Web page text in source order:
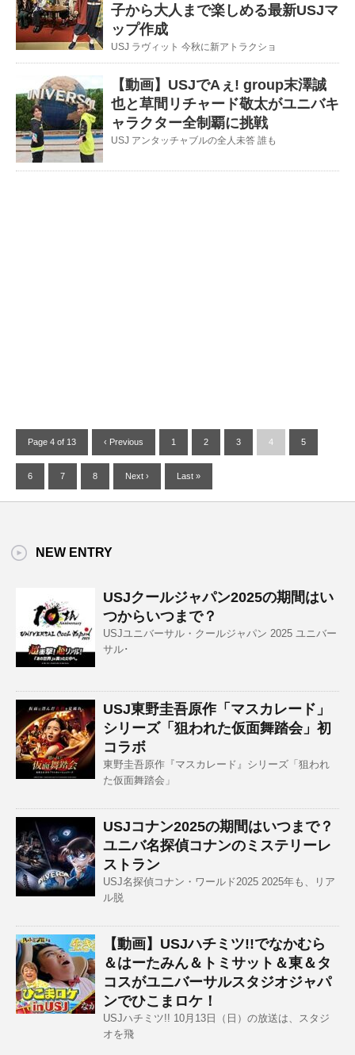
子から大人まで楽しめる最新USJマ
ップ作成
USJ ラヴィット 今秋に新アトラクショ
【動画】USJでAぇ! group末澤誠
也と草間リチャード敬太がユニバキ
ャラクター全制覇に挑戦
USJ アンタッチャブルの全人未答 誰も
Page 4 of 13 ‹ Previous 1 2 3 4 5
6 7 8 Next › Last »
NEW ENTRY
USJクールジャパン2025の期間はい
つからいつまで？
USJユニバーサル・クールジャパン 2025 ユニバー
サル･
USJ東野圭吾原作「マスカレード」
シリーズ「狙われた仮面舞踏会」初
コラボ
東野圭吾原作『マスカレード』シリーズ「狙われ
た仮面舞踏会」
USJコナン2025の期間はいつまで？
ユニバ名探偵コナンのミステリーレ
ストラン
USJ名探偵コナン・ワールド2025 2025年も、リア
ル脱
【動画】USJハチミツ!!でなかむら
＆はーたみん＆トミサット＆東＆タ
コスがユニバーサルスタジオジャパ
ンでひこまロケ！
USJハチミツ!! 10月13日（日）の放送は、スタジ
オを飛